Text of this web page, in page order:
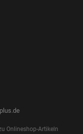
Onlineshop-Artikeln